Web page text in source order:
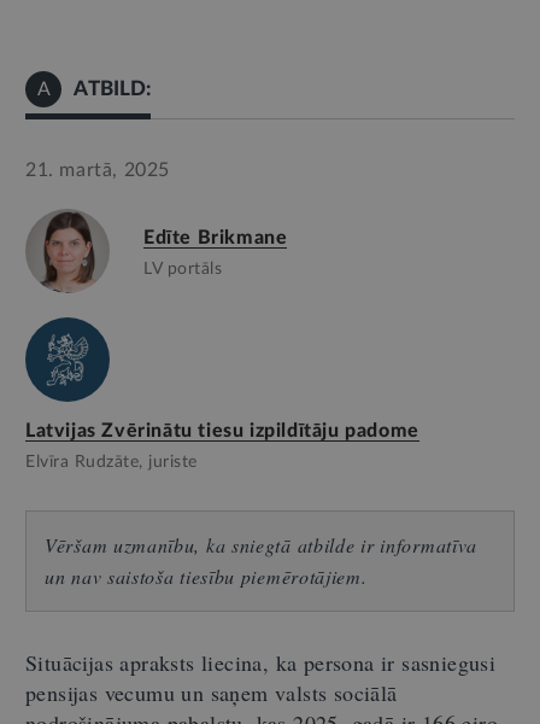
A ATBILD:
21. martā, 2025
Edīte Brikmane
LV portāls
Latvijas Zvērinātu tiesu izpildītāju padome
Elvīra Rudzāte, juriste
Vēršam uzmanību, ka sniegtā atbilde ir informatīva
un nav saistoša tiesību piemērotājiem.
Situācijas apraksts liecina, ka persona ir sasniegusi
pensijas vecumu un saņem valsts sociālā